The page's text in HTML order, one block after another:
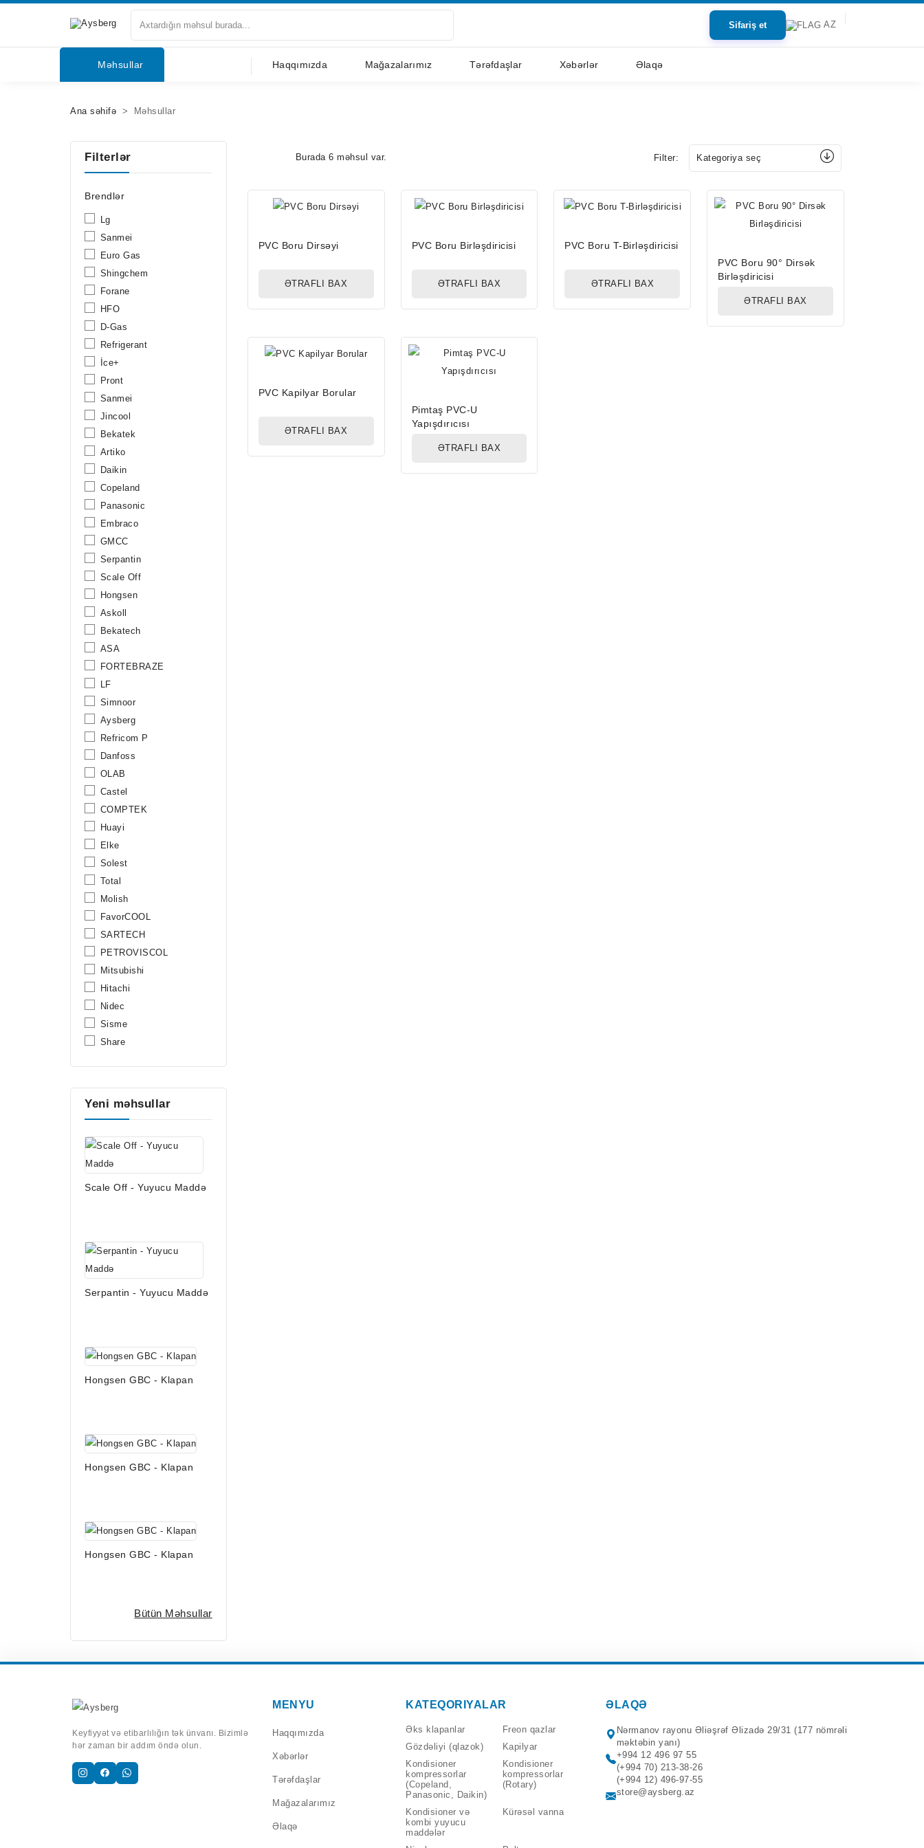
Sifariş et AZ
Məhsullar Haqqımızda Mağazalarımız Tərəfdaşlar Xəbərlər Əlaqə
Haqqımızda
Tərəfdaşlar
Mağazalar
Ana səhifə Məhsullar
Filterlər
Brendlər
Lg
Sanmei
Euro Gas
Shingchem
Forane
HFO
D-Gas
Refrigerant
İce+
Pront
Sanmei
Jincool
Bekatek
Artiko
Daikin
Copeland
Panasonic
Embraco
GMCC
Serpantin
Scale Off
Hongsen
Askoll
Bekatech
ASA
FORTEBRAZE
LF
Simnoor
Aysberg
Refricom P
Danfoss
OLAB
Castel
COMPTEK
Huayi
Elke
Solest
Total
Molish
FavorCOOL
SARTECH
PETROVISCOL
Mitsubishi
Hitachi
Nidec
Sisme
Share
Yeni məhsullar
Scale Off - Yuyucu Maddə
Serpantin - Yuyucu Maddə
Hongsen GBC - Klapan
Hongsen GBC - Klapan
Hongsen GBC - Klapan
Bütün Məhsullar
Burada 6 məhsul var. Filter: Kategoriya seç
PVC Boru Dirsəyi
ƏTRAFLI BAX
PVC Boru Birləşdiricisi
ƏTRAFLI BAX
PVC Boru T-Birləşdiricisi
ƏTRAFLI BAX
PVC Boru 90° Dirsək
Birləşdiricisi
ƏTRAFLI BAX
PVC Kapilyar Borular
ƏTRAFLI BAX
Pimtaş PVC-U
Yapışdırıcısı
ƏTRAFLI BAX
Keyfiyyət və etibarlılığın tək ünvanı. Bizimlə
hər zaman bir addım öndə olun.
MENYU
Haqqımızda
Xəbərlər
Tərəfdaşlar
Mağazalarımız
Əlaqə
KATEQORIYALAR
Əks klapanlar
Freon qazlar
Gözdəliyi (qlazok)
Kapilyar
Kondisioner
kompressorlar
(Copeland,
Panasonic, Daikin)
Kondisioner
kompressorlar
(Rotary)
Kondisioner və
kombi yuyucu
maddələr
Kürəsəl vanna
ƏLAQƏ
Nərmanov rayonu Əliəşrəf Əlizadə 29/31 (177 nömrəli
məktəbin yanı)
+994 12 496 97 55
(+994 70) 213-38-26
(+994 12) 496-97-55
store@aysberg.az